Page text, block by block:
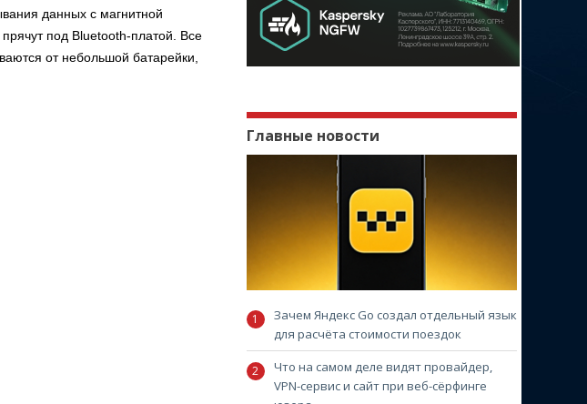
данных с магнитной
под Bluetooth-платой. Все
от небольшой батарейки,
Главные новости
Зачем Яндекс Go создал отдельный язык
для расчёта стоимости поездок
Что на самом деле видят провайдер,
VPN-сервис и сайт при веб-сёрфинге